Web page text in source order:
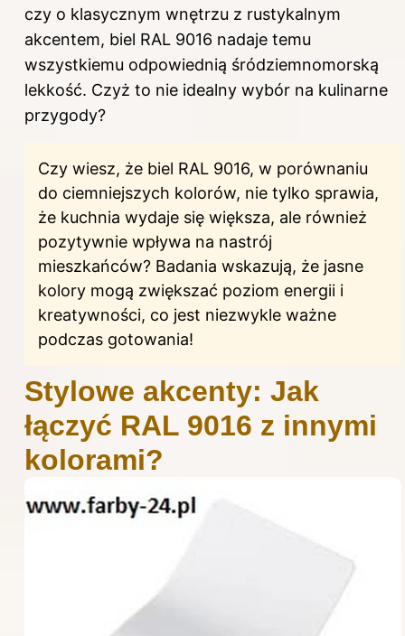
czy o klasycznym wnętrzu z rustykalnym
akcentem, biel RAL 9016 nadaje temu
wszystkiemu odpowiednią śródziemnomorską
lekkość. Czyż to nie idealny wybór na kulinarne
przygody?
Czy wiesz, że biel RAL 9016, w porównaniu
do ciemniejszych kolorów, nie tylko sprawia,
że kuchnia wydaje się większa, ale również
pozytywnie wpływa na nastrój
mieszkańców? Badania wskazują, że jasne
kolory mogą zwiększać poziom energii i
kreatywności, co jest niezwykle ważne
podczas gotowania!
Stylowe akcenty: Jak
łączyć RAL 9016 z innymi
kolorami?